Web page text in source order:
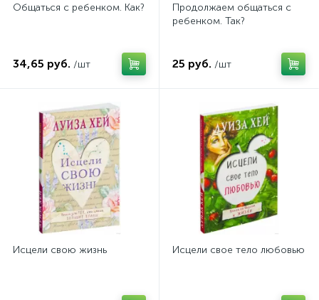
Общаться с ребенком. Как?
34,65 руб. /шт
Продолжаем общаться с
ребенком. Так?
25 руб. /шт
Исцели свою жизнь Исцели свое тело любовью